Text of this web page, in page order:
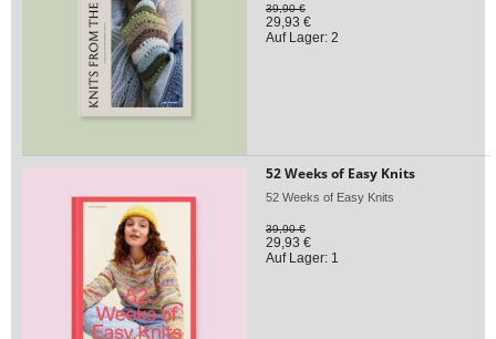
39,90 €
29,93 €
Auf Lager: 2
52 Weeks of Easy Knits
52 Weeks of Easy Knits
39,90 €
29,93 €
Auf Lager: 1